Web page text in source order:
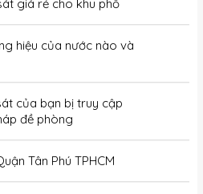
giá rẻ cho khu phố
hiệu của nước nào và
của bạn bị truy cập
đề phòng
Tân Phú TPHCM